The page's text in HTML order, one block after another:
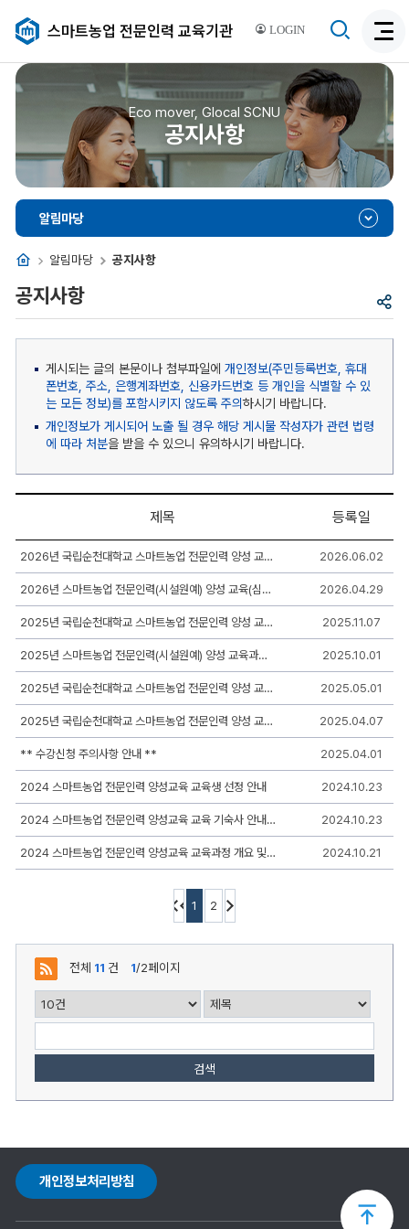
LOGIN
스마트농업 전문인력 교육기관
색
활
성
색
Eco mover, Glocal SCNU
공지사항
홈 알림마당 공지사항
알림마당
공
공지사항
게시되는 글의 본문이나 첨부파일에 개인정보(주민등록번호, 휴대
폰번호, 주소, 은행계좌번호, 신용카드번호 등 개인을 식별할 수 있
는 모든 정보)를 포함시키지 않도록 주의하시기 바랍니다.
개인정보가 게시되어 노출 될 경우 해당 게시물 작성자가 관련 법령
에 따라 처분을 받을 수 있으니 유의하시기 바랍니다.
지
사
항
게
시
판
리
번
호,
제
목,
작
성
록
일,
조
회,
성
제목 등록일
2026년 국립순천대학교 스마트농업 전문인력 양성 교육과정(심화과정) 교육생 모집 결과 안내 2026.06.02
2026년 스마트농업 전문인력(시설원예) 양성 교육(심화과정) 교육생 모집 공고 2026.04.29
2025년 국립순천대학교 스마트농업 전문인력 양성 교육과정(자격취득과정) 교육생 모집 결과 안내 2025.11.07
2025년 스마트농업 전문인력(시설원예) 양성 교육과정(자격취득) 교육생 모집 공고 2025.10.01
2025년 국립순천대학교 스마트농업 전문인력 양성 교육과정(심화과정) 교육생 모집 결과 안내 2025.05.01
2025년 국립순천대학교 스마트농업 전문인력 양성 교육수강생(심화과정) 모집 공고 2025.04.07
** 수강신청 주의사항 안내 ** 2025.04.01
2024 스마트농업 전문인력 양성교육 교육생 선정 안내 2024.10.23
2024 스마트농업 전문인력 양성교육 교육 기숙사 안내사항 2024.10.23
2024 스마트농업 전문인력 양성교육 교육과정 개요 및 일정 안내 2024.10.21
1 2
전체 11 건 1/2페이지
검색
개인정보처리방침
상